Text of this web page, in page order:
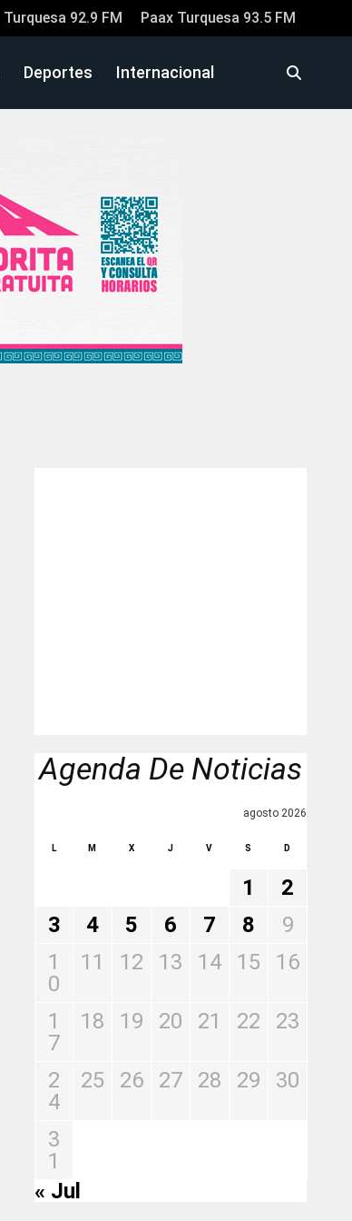
Turquesa 92.9 FM Paax Turquesa 93.5 FM
Deportes Internacional
Agenda De Noticias
agosto 2026
L M X J V S D
1
2
3
4 5 6 7 8
9
1
0
11 12 13 14 15 16
1
7
18 19 20 21 22 23
2
4
25 26 27 28 29 30
3
1
« Jul